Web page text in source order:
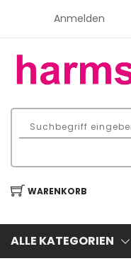
Anmelden
WARENKORB
ALLE KATEGORIEN